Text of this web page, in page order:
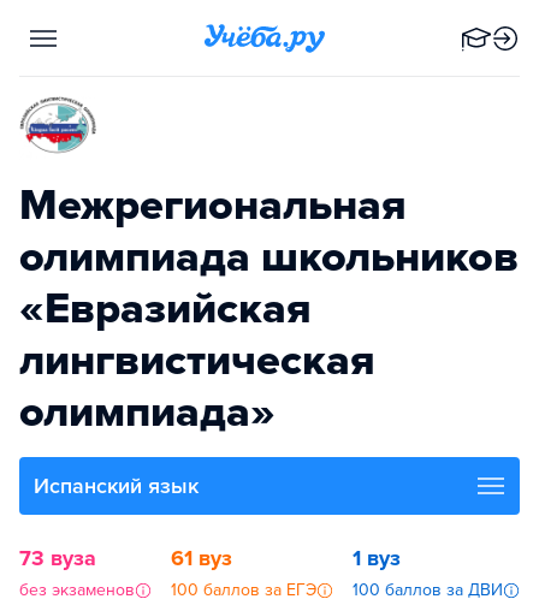
Межрегиональная
олимпиада школьников
«Евразийская
лингвистическая
олимпиада»
Испанский язык
73 вуза
без экзаменов
61 вуз
100 баллов за ЕГЭ
1 вуз
100 баллов за ДВИ